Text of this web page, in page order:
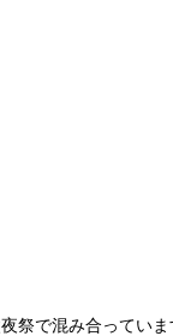
祭で混み合っていま